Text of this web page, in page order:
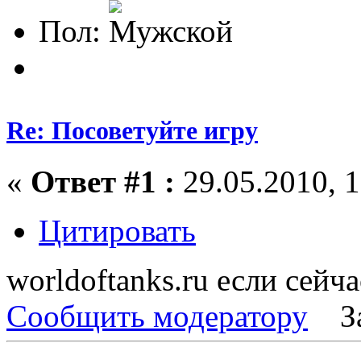
Пол:
Re: Посоветуйте игру
« Ответ #1 : 29.05.2010,
Цитировать
worldoftanks.ru если
Сообщить модератору